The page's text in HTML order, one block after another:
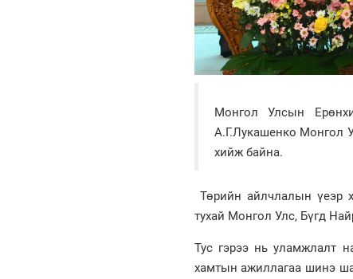
Монгол Улсын
А.Г.Лукашенко Монгол
хийж байна.
Төрийн айлчлалын үеэр
тухай Монгол Улс, Бүгд
Тус гэрээ нь уламжлалт
хамтын ажиллагаа шинэ